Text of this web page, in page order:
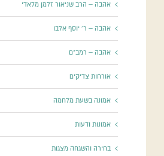
אהבה – הרב שניאור זלמן מלאדי
אהבה – ר' יוסף אלבו
אהבה – רמב"ם
אורחות צדיקים
אמונה בשעת מלחמה
אמונות ודעות
בחירה והשגחה מצגות